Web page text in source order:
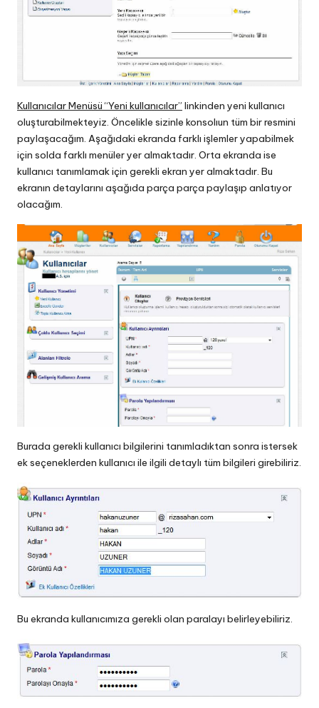
Kullanıcılar Menüsü “Yeni kullanıcılar” linkinden yeni kullanıcı
oluşturabilmekteyiz. Öncelikle sizinle konsolıun tüm bir resmini
paylaşacağım. Aşağıdaki ekranda farklı işlemler yapabilmek
için solda farklı menüler yer almaktadır. Orta ekranda ise
kullanıcı tanımlamak için gerekli ekran yer almaktadır. Bu
ekranın detaylarını aşağıda parça parça paylaşıp anlatıyor
olacağım.
Burada gerekli kullanıcı bilgilerini tanımladıktan sonra istersek
ek seçeneklerden kullanıcı ile ilgili detaylı tüm bilgileri girebiliriz.
Bu ekranda kullanıcımıza gerekli olan paralayı belirleyebiliriz.